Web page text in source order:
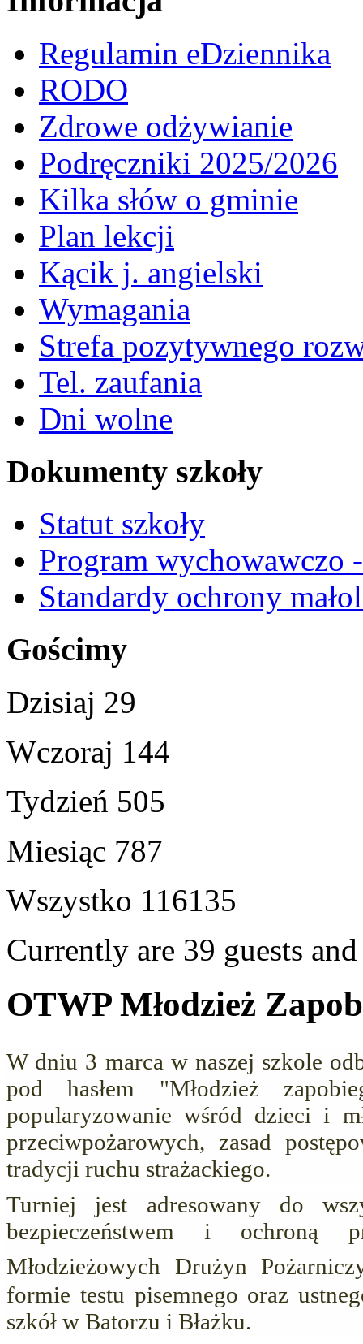
Regulamin eDziennika
RODO
Zdrowe odżywianie
Podręczniki 2025/2026
Kilka słów o gminie
Plan lekcji
Kącik j. angielski
Wymagania
Strefa pozytywnego
Tel. zaufania
Dni wolne
Dokumenty szkoły
Statut szkoły
Program wychowawczo
Standardy ochrony
Gościmy
Dzisiaj 29
Wczoraj 144
Tydzień 505
Miesiąc 787
Wszystko 116135
Currently are 39 guests
OTWP Młodzież
W dniu 3 marca w naszej szkole
pod hasłem "Młodzież
popularyzowanie wśród dzieci i
przeciwpożarowych, zasad
tradycji ruchu strażackiego.
Turniej jest adresowany do
bezpieczeństwem i ochroną
Młodzieżowych Drużyn
formie testu pisemnego oraz
szkół w Batorzu i Błażku.